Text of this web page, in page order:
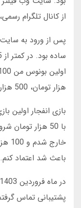
از کانال تلگرام
پس از ورود به
هزار تومان، 500 هزار تومان دیگر دریافت کردم.
بازی انفجار اولین
باعث شد اعتماد کنم.